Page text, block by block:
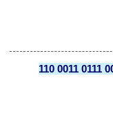
110 0011 0111